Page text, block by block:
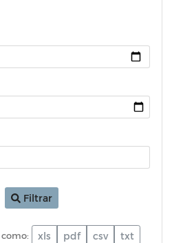
- FUNDEB
RESOLUÇÃO
(COVID-19)
Diretrizes Orçamentárias
Orçamentária Anual
Filtrar
como: xls pdf csv txt